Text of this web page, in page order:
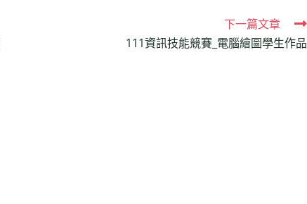
下一篇文章
111資訊技能競賽_電腦繪圖學生作品